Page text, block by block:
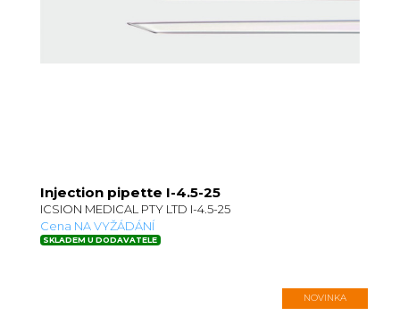
Injection pipette I-4.5-25
ICSION MEDICAL PTY LTD I-4.5-25
Cena NA VYŽÁDÁNÍ
SKLADEM U DODAVATELE
NOVINKA